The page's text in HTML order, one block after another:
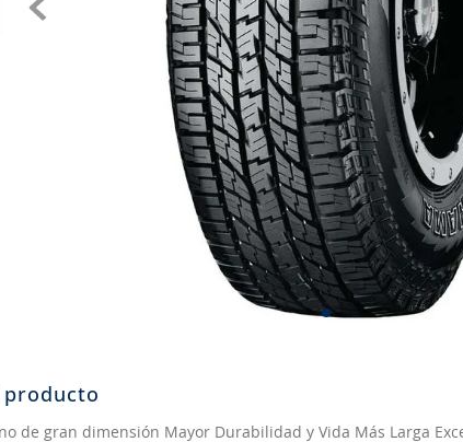
producto
de gran dimensión Mayor Durabilidad y Vida Más Larga